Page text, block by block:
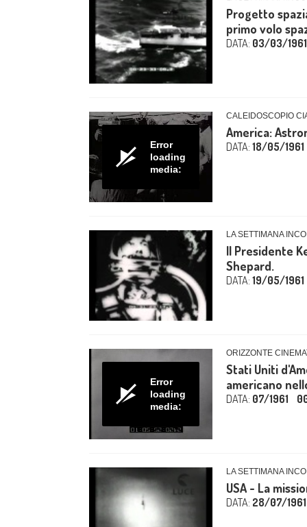
Progetto
primo volo
DATA: 03/03/1961
Error
loading
media:
CALEIDOSCOPIO
America:
DATA: 18/05/1961
LA SETTIMANA
Il Presidente
Shepard.
DATA: 19/05/1961
Error
loading
media:
ORIZZONTE
Stati Uniti
americano
DATA: 07/1961
LA SETTIMANA
USA - La
DATA: 28/07/1961